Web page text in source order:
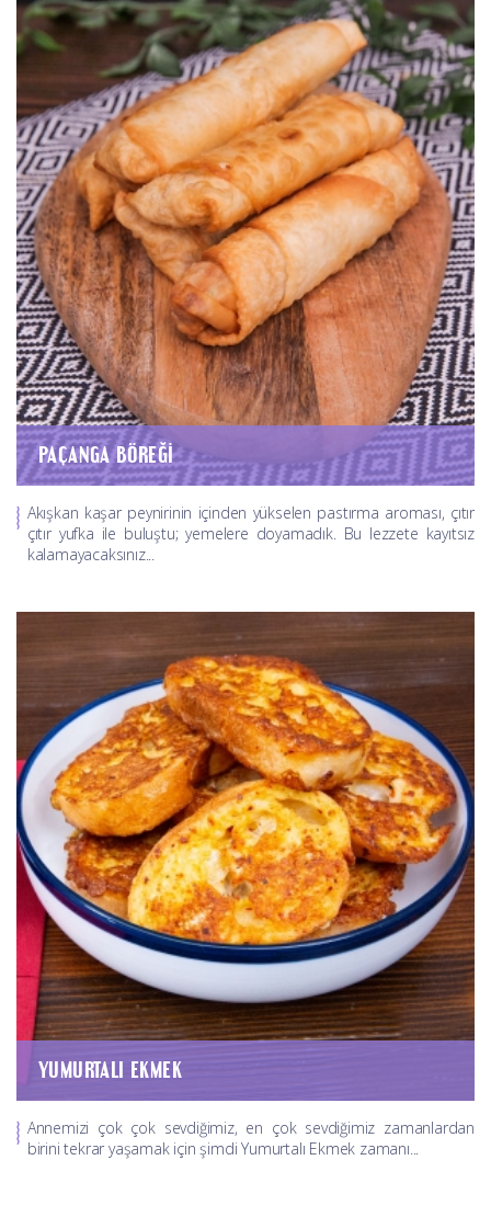
PAÇANGA BÖREĞI
Akışkan kaşar peynirinin içinden yükselen pastırma aroması, çıtır
çıtır yufka ile buluştu; yemelere doyamadık. Bu lezzete kayıtsız
kalamayacaksınız...
YUMURTALI EKMEK
Annemizi çok çok sevdiğimiz, en çok sevdiğimiz zamanlardan
birini tekrar yaşamak için şimdi Yumurtalı Ekmek zamanı...